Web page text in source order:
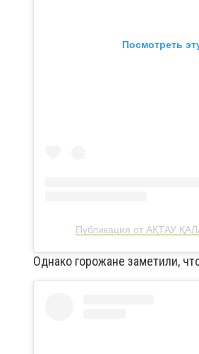
Посмотреть
Публикация от АҚТАУ
Однако горожане заметили,